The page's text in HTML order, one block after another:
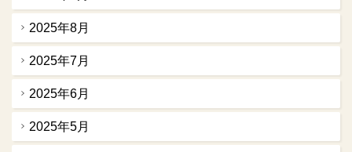
2025年8月
2025年7月
2025年6月
2025年5月